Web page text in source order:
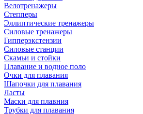
Велотренажеры
Степперы
Эллиптические тренажеры
Силовые тренажеры
Гипперэкстензии
Силовые станции
Скамьи и стойки
Плавание и водное поло
Очки для плавания
Шапочки для плавания
Ласты
Маски для плавния
Трубки для плавания